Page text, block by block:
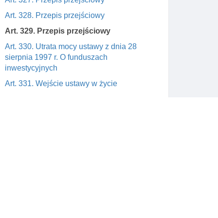
Art. 328. Przepis przejściowy
Art. 329. Przepis przejściowy
Art. 330. Utrata mocy ustawy z dnia 28
sierpnia 1997 r. O funduszach
inwestycyjnych
Art. 331. Wejście ustawy w życie